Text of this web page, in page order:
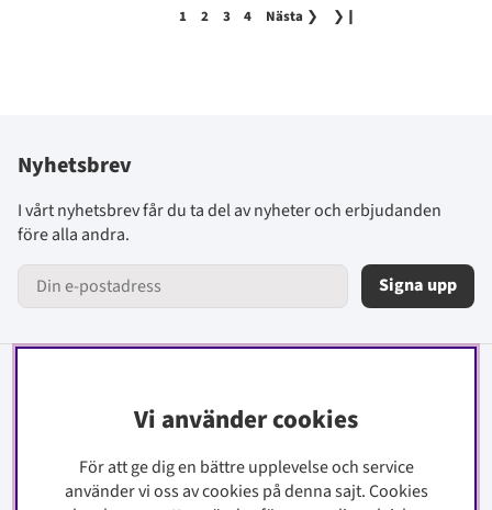
1 2 3 4 Nästa ❯ ❯❙
Nyhetsbrev
I vårt nyhetsbrev får du ta del av nyheter och erbjudanden
före alla andra.
Signa upp
Integritetspolicy
Vi använder cookies
För att ge dig en bättre upplevelse och service
använder vi oss av cookies på denna sajt.Cookies